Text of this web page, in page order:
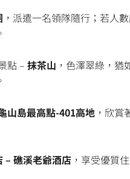
，派遣一名領隊隨行；若人
點 – 抹茶山 ，色澤翠綠，猶
山島最高點-401高地 ，欣賞
– 礁溪老爺酒店 ，享受優質